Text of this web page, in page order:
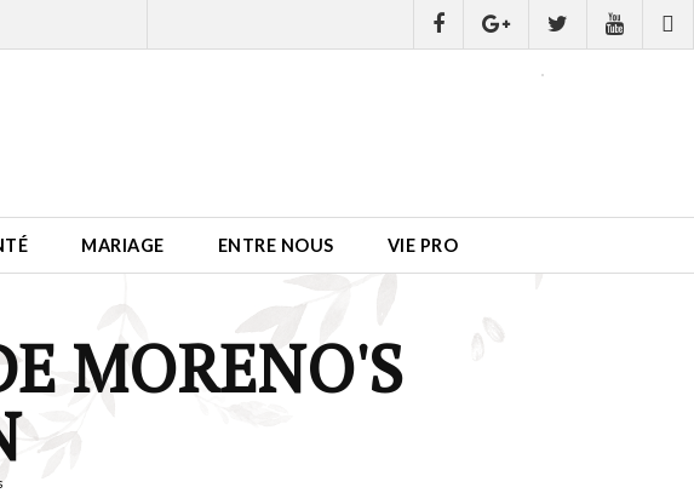
MARIAGE ENTRE NOUS VIE PRO
MORENO'S